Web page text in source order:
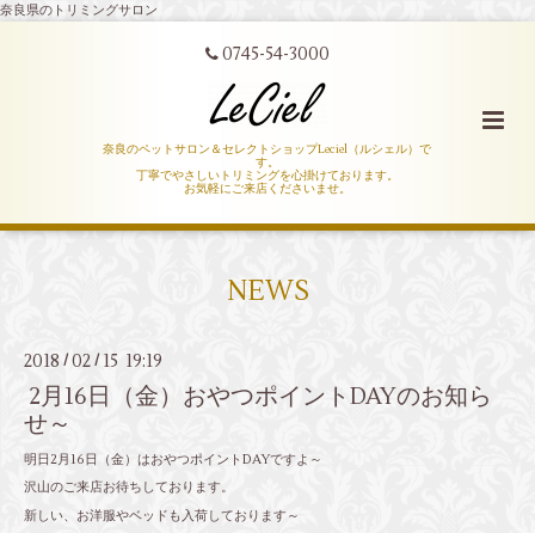
奈良県のトリミングサロン
0745-54-3000
奈良のペットサロン＆セレクトショップLeciel（ルシェル）で
す。
丁寧でやさしいトリミングを心掛けております。
お気軽にご来店くださいませ。
NEWS
2018 /02 / 15 19:19
2月16日（金）おやつポイントDAYのお知ら
せ～
明日2月16日（金）はおやつポイントDAYですよ～
沢山のご来店お待ちしております。
新しい、お洋服やベッドも入荷しております～